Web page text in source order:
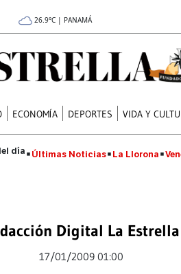
26.9°C | PANAMÁ
ECONOMÍA DEPORTES VIDA Y
Últimas Noticias La Llorona
Digital La Estrella
17/01/2009 01:00